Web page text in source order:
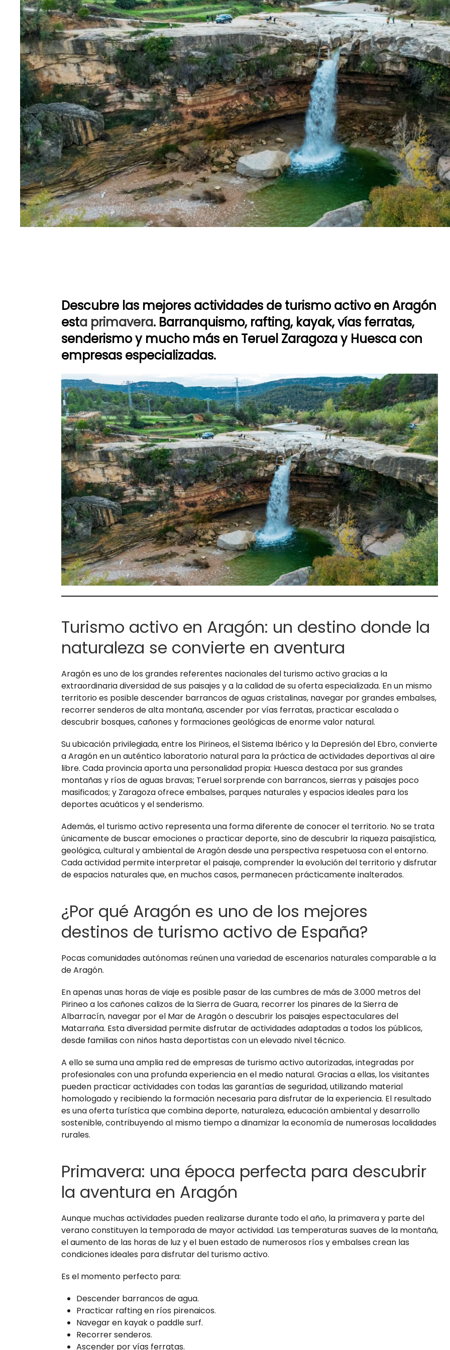
Descubre las mejores actividades de turismo activo en Aragón
esta primavera. Barranquismo, rafting, kayak, vías ferratas,
senderismo y mucho más en Teruel Zaragoza y Huesca con
empresas especializadas.
Turismo activo en Aragón: un destino donde la
naturaleza se convierte en aventura
Aragón es uno de los grandes referentes nacionales del turismo activo gracias a la
extraordinaria diversidad de sus paisajes y a la calidad de su oferta especializada. En un mismo
territorio es posible descender barrancos de aguas cristalinas, navegar por grandes embalses,
recorrer senderos de alta montaña, ascender por vías ferratas, practicar escalada o
descubrir bosques, cañones y formaciones geológicas de enorme valor natural.
Su ubicación privilegiada, entre los Pirineos, el Sistema Ibérico y la Depresión del Ebro, convierte
a Aragón en un auténtico laboratorio natural para la práctica de actividades deportivas al aire
libre. Cada provincia aporta una personalidad propia: Huesca destaca por sus grandes
montañas y ríos de aguas bravas; Teruel sorprende con barrancos, sierras y paisajes poco
masificados; y Zaragoza ofrece embalses, parques naturales y espacios ideales para los
deportes acuáticos y el senderismo.
Además, el turismo activo representa una forma diferente de conocer el territorio. No se trata
únicamente de buscar emociones o practicar deporte, sino de descubrir la riqueza paisajística,
geológica, cultural y ambiental de Aragón desde una perspectiva respetuosa con el entorno.
Cada actividad permite interpretar el paisaje, comprender la evolución del territorio y disfrutar
de espacios naturales que, en muchos casos, permanecen prácticamente inalterados.
¿Por qué Aragón es uno de los mejores
destinos de turismo activo de España?
Pocas comunidades autónomas reúnen una variedad de escenarios naturales comparable a la
de Aragón.
En apenas unas horas de viaje es posible pasar de las cumbres de más de 3.000 metros del
Pirineo a los cañones calizos de la Sierra de Guara, recorrer los pinares de la Sierra de
Albarracín, navegar por el Mar de Aragón o descubrir los paisajes espectaculares del
Matarraña. Esta diversidad permite disfrutar de actividades adaptadas a todos los públicos,
desde familias con niños hasta deportistas con un elevado nivel técnico.
A ello se suma una amplia red de empresas de turismo activo autorizadas, integradas por
profesionales con una profunda experiencia en el medio natural. Gracias a ellas, los visitantes
pueden practicar actividades con todas las garantías de seguridad, utilizando material
homologado y recibiendo la formación necesaria para disfrutar de la experiencia. El resultado
es una oferta turística que combina deporte, naturaleza, educación ambiental y desarrollo
sostenible, contribuyendo al mismo tiempo a dinamizar la economía de numerosas localidades
rurales.
Primavera: una época perfecta para descubrir
la aventura en Aragón
Aunque muchas actividades pueden realizarse durante todo el año, la primavera y parte del
verano constituyen la temporada de mayor actividad. Las temperaturas suaves de la montaña,
el aumento de las horas de luz y el buen estado de numerosos ríos y embalses crean las
condiciones ideales para disfrutar del turismo activo.
Es el momento perfecto para:
Descender barrancos de agua.
Practicar rafting en ríos pirenaicos.
Navegar en kayak o paddle surf.
Recorrer senderos.
Ascender por vías ferratas.